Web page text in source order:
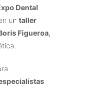
Dental
un taller
Figueroa,